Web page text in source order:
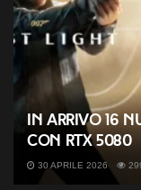
In arrivo 16
con RTX 5080
30 APRILE 2026